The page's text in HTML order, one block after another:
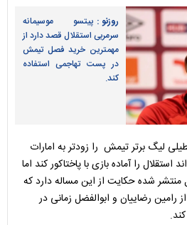
روزنو : پیتسو موسیمانه
سرمربی استقلال قصد دارد از
مهمترین خرید فصل تیمش
در پست تهاجمی استفاده
کند.
لیگ برتر تیمش را زودتر به امارات
استقلال را آماده بازی با پاختاکور کند اما
منتشر شده حکایت از این مساله دارد که
رامین رضاییان و ابوالفضل زمانی در